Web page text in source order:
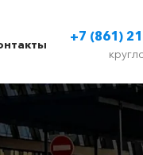
+7 (861)